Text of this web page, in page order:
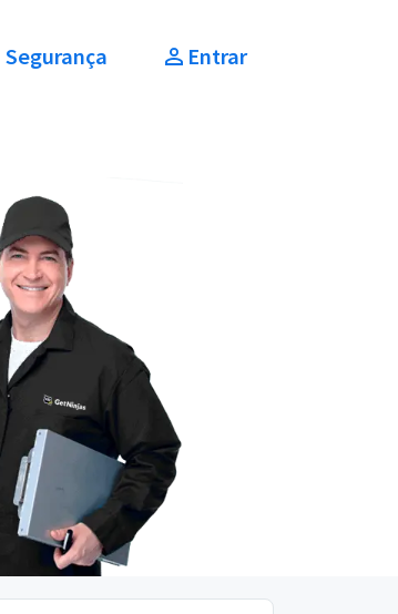
Segurança Entrar